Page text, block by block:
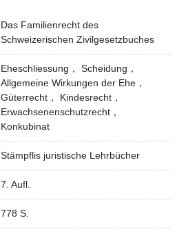
Das Familienrecht des
Schweizerischen Zivilgesetzbuches
Eheschliessung， Scheidung，
Allgemeine Wirkungen der Ehe，
Güterrecht， Kindesrecht，
Erwachsenenschutzrecht，
Konkubinat
Stämpflis juristische Lehrbücher
7. Aufl.
778 S.